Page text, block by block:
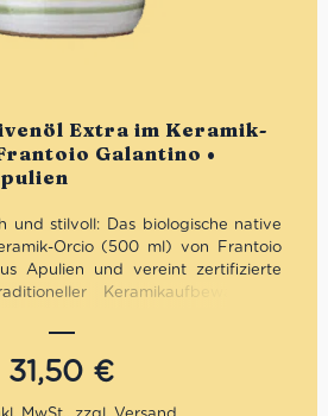
Extra im Keramik-
Galantino •
und stilvoll: Das biologische native
Orcio (500 ml) von Frantoio
Apulien und vereint zertifizierte
Keramikaufbewahrung.
mediterrane Küche oder als
mit italienischer Seele.
beim Kauf von 3 nativen
31,50 €